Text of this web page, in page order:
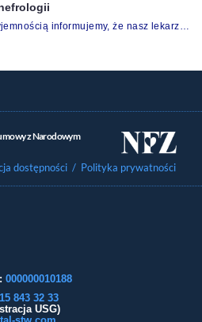
informujemy, że nasz lekarz…
z Narodowym
dostępności / Polityka prywatności
: 000000010188
15 843 32 33
USG)